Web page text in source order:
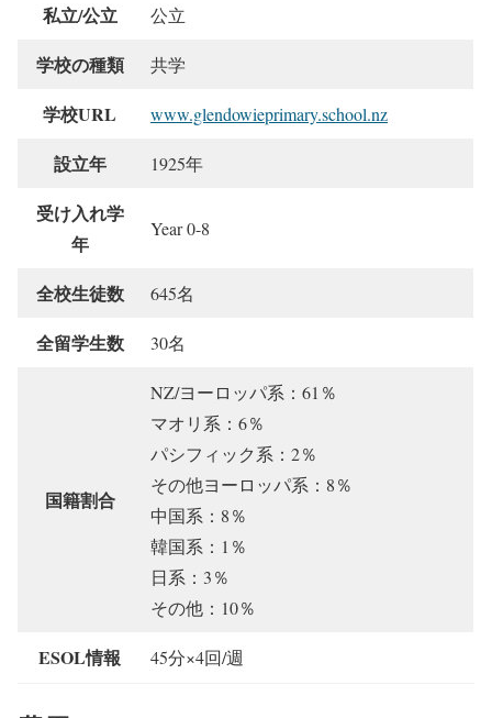
私立/公立 公立
学校の種類 共学
学校URL www.glendowieprimary.school.nz
設立年 1925年
受け入れ学
年
Year 0-8
全校生徒数 645名
全留学生数 30名
国籍割合
NZ/ヨーロッパ系：61％
マオリ系：6％
パシフィック系：2％
その他ヨーロッパ系：8％
中国系：8％
韓国系：1％
日系：3％
その他：10％
ESOL情報 45分×4回/週